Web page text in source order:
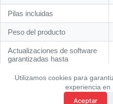
Utilizamos cookies para
experiencia en
Aceptar
Pilas incluidas
Peso del producto
Actualizaciones de software
garantizadas hasta